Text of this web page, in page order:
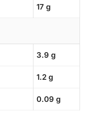
17 g
3.9 g
1.2 g
0.09 g